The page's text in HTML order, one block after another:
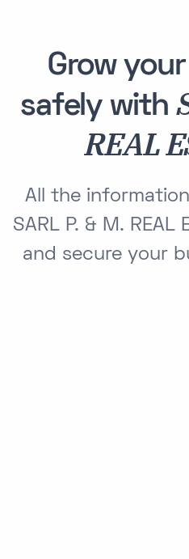
Grow
safely with
REAL
All the
SARL P. & M. REAL
and secure your